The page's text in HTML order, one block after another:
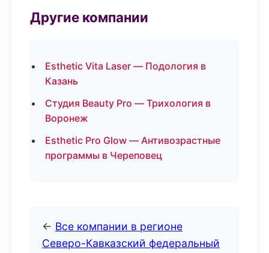
Другие компании
Esthetic Vita Laser — Подология в
Казань
Студия Beauty Pro — Трихология в
Воронеж
Esthetic Pro Glow — Антивозрастные
программы в Череповец
← Все компании в регионе
Северо-Кавказский федеральный